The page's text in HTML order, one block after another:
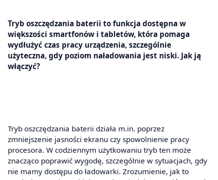
Tryb oszczędzania baterii to funkcja dostępna w
większości smartfonów i tabletów, która pomaga
wydłużyć czas pracy urządzenia, szczególnie
użyteczna, gdy poziom naładowania jest niski. Jak ją
włączyć?
Tryb oszczędzania baterii działa m.in. poprzez
zmniejszenie jasności ekranu czy spowolnienie pracy
procesora. W codziennym użytkowaniu tryb ten może
znacząco poprawić wygodę, szczególnie w sytuacjach, gdy
nie mamy dostępu do ładowarki. Zrozumienie, jak to